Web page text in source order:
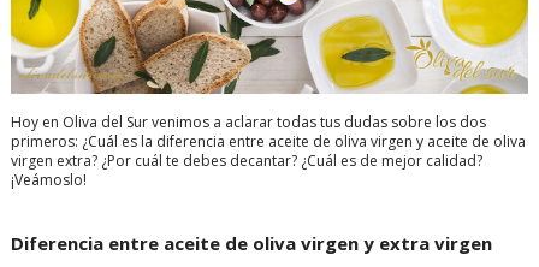
Hoy en Oliva del Sur venimos a aclarar todas tus dudas sobre los dos
primeros: ¿Cuál es la diferencia entre aceite de oliva virgen y aceite de oliva
virgen extra? ¿Por cuál te debes decantar? ¿Cuál es de mejor calidad?
¡Veámoslo!
Diferencia entre aceite de oliva virgen y extra virgen